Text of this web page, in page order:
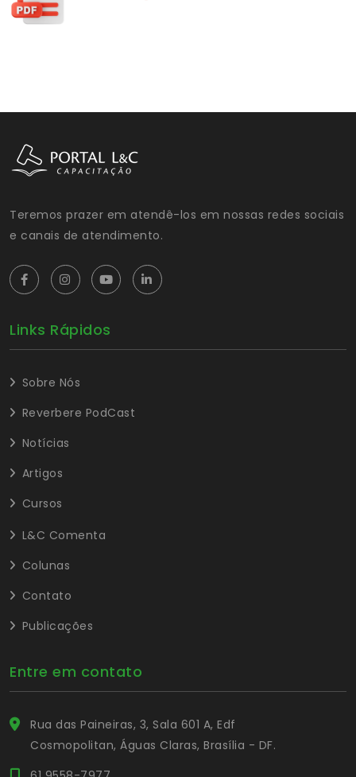
Teremos prazer em atendê-los em nossas redes sociais
e canais de atendimento.
Links Rápidos
Sobre Nós
Reverbere PodCast
Notícias
Artigos
Cursos
L&C Comenta
Colunas
Contato
Publicações
Entre em contato
Rua das Paineiras, 3, Sala 601 A, Edf
Cosmopolitan, Águas Claras, Brasília - DF.